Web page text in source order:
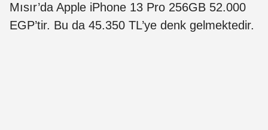
Mısır’da Apple iPhone 13 Pro 256GB 52.000
EGP’tir. Bu da 45.350 TL’ye denk gelmektedir.